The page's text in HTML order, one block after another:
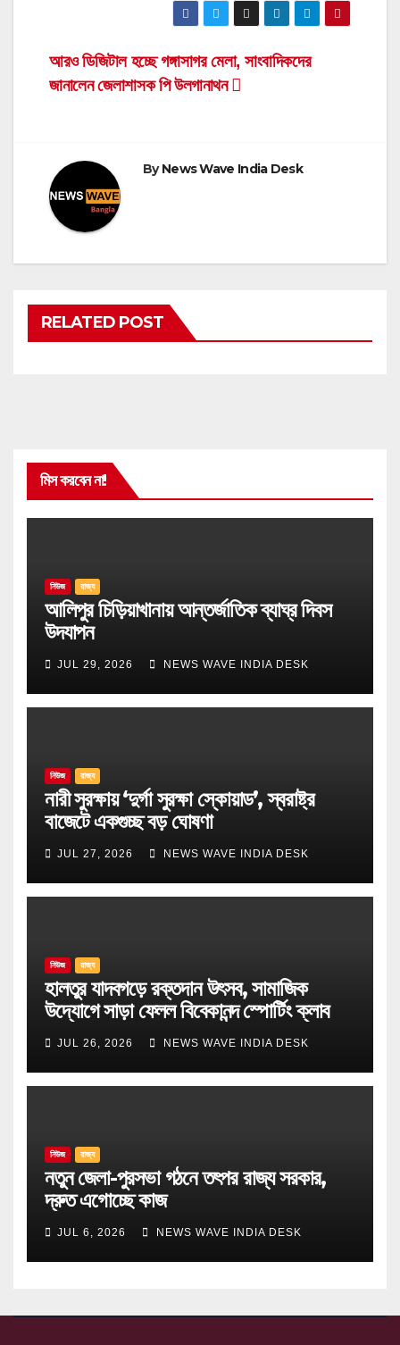
Post
আরও ডিজিটাল হচ্ছে গঙ্গাসাগর মেলা, সাংবাদিকদের
জানালেন জেলাশাসক পি উলগানাথন
ByNews Wave India Desk
RELATED POST
মিস করবেন না!
নিউজ রাজ্য
আলিপুর চিড়িয়াখানায় আন্তর্জাতিক ব্যাঘ্র দিবস
উদযাপন
JUL 29, 2026 NEWS WAVE INDIA DESK
নিউজ রাজ্য
নারী সুরক্ষায় ‘দুর্গা সুরক্ষা স্কোয়াড’, স্বরাষ্ট্র
বাজেটে একগুচ্ছ বড় ঘোষণা
JUL 27, 2026 NEWS WAVE INDIA DESK
নিউজ রাজ্য
হালতুর যাদবগড়ে রক্তদান উৎসব, সামাজিক
উদ্যোগে সাড়া ফেলল বিবেকানন্দ স্পোর্টিং ক্লাব
JUL 26, 2026 NEWS WAVE INDIA DESK
নিউজ রাজ্য
নতুন জেলা-পুরসভা গঠনে তৎপর রাজ্য সরকার,
দ্রুত এগোচ্ছে কাজ
JUL 6, 2026 NEWS WAVE INDIA DESK